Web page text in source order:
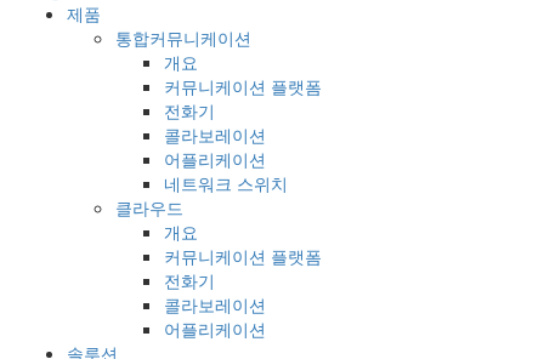
제품
통합커뮤니케이션
개요
커뮤니케이션 플랫폼
전화기
콜라보레이션
어플리케이션
네트워크 스위치
클라우드
개요
커뮤니케이션 플랫폼
전화기
콜라보레이션
어플리케이션
솔루션